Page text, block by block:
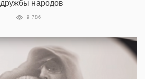
дружбы народов
9 786